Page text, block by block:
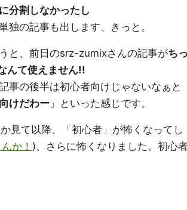
分割しなかったし
独の記事も出します、きっと。
と、前日のsrz-zumixさんの記事がち
んて使えません!!
事の後半は初心者向けじゃないなぁと
けだわー 」といった感じです。
か見て以降、「初心者」が怖くなってし
か！ )、さらに怖くなりました。初心